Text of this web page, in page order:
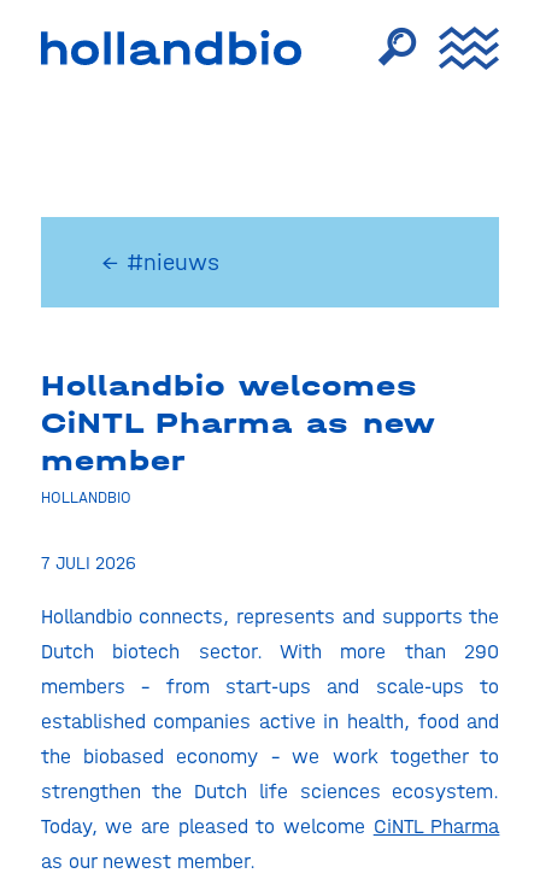
← #nieuws
Hollandbio welcomes
CiNTL Pharma as new
member
HOLLANDBIO
7 JULI 2026
Hollandbio connects, represents and supports the
Dutch biotech sector. With more than 290
members – from start-ups and scale-ups to
established companies active in health, food and
the biobased economy – we work together to
strengthen the Dutch life sciences ecosystem.
Today, we are pleased to welcome CiNTL Pharma
as our newest member.